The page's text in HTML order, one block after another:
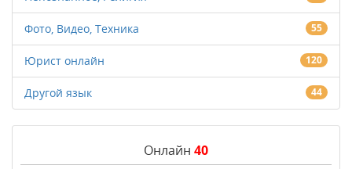
Фото, Видео, Техника 55
Юрист онлайн 120
Другой язык 44
Онлайн 40